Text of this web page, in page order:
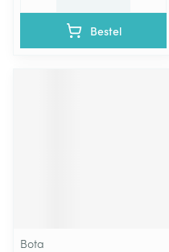
Bestel
Bota